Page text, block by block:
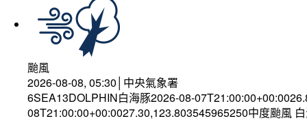
颱風
2026-08-08, 05:30│中央氣象署
6SEA13DOLPHIN白海豚2026-08-
08T21:00:00+00:0027.30,123.803545965250中度颱風